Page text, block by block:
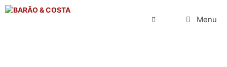
Saltar
para
Menu